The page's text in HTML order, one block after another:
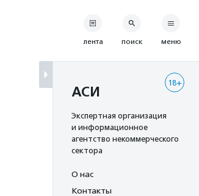
лента поиск меню
18+
АСИ
Экспертная организация
и информационное
агентство некоммерческого
сектора
О нас
Контакты